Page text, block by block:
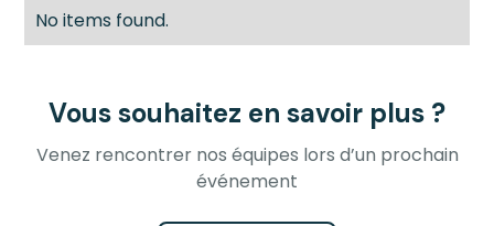
No items found.
Vous souhaitez en savoir plus ?
Venez rencontrer nos équipes lors d’un prochain
événement